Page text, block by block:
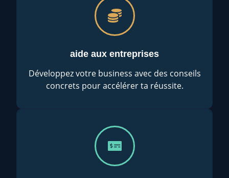
aide aux entreprises
Développez votre business avec des conseils
concrets pour accélérer ta réussite.